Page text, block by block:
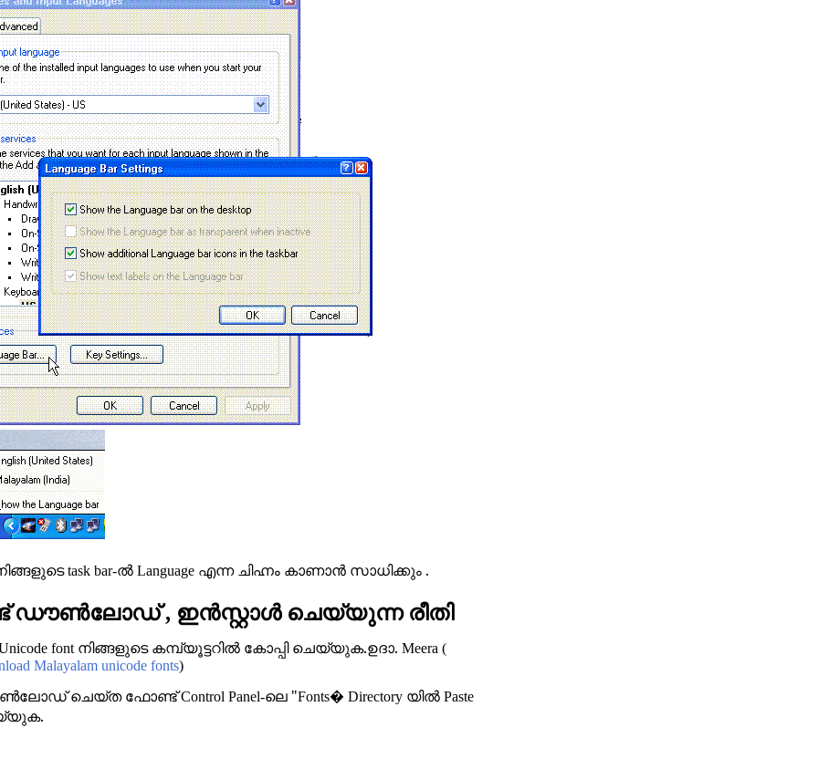
task bar-ല്‍ Language എന്ന ചിഹ്നം കാണാന്‍ സാധിക്കും .
ഡൗണ്‍ലോഡ്, ഇന്‍സ്റ്റാള്‍ ചെയ്യുന്ന രീതി
font നിങ്ങളുടെ കമ്പ്യൂട്ടറില്‍ കോപ്പി ചെയ്യുക.ഉദാ. Meera (
Malayalam unicode fonts)
ചെയ്ത ഫോണ്ട്Control Panel-ലെ "Fonts� Directory യില്‍ Paste